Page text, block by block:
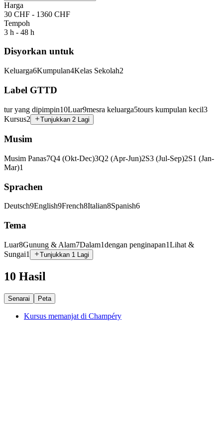
Harga
30 CHF - 1360 CHF
Tempoh
3 h - 48 h
Disyorkan untuk
Keluarga6Kumpulan4Kelas Sekolah2
Label GTTD
tur yang dipimpin10Luar9mesra keluarga5tours kumpulan kecil3
Kursus2 Tunjukkan 2 Lagi
Musim
Musim Panas7Q4 (Okt-Dec)3Q2 (Apr-Jun)2S3 (Jul-Sep)2S1 (Jan-
Mar)1
Sprachen
Deutsch9English9French8Italian8Spanish6
Tema
Luar8Gunung & Alam7Dalam1dengan penginapan1Lihat &
Sungai1 Tunjukkan 1 Lagi
10 Hasil
Senarai Peta
Kursus memanjat di Champéry